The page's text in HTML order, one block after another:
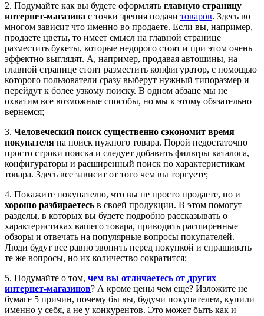
2. Подумайте как вы будете оформлять главную страницу
интернет-магазина с точки зрения подачи товаров. Здесь во
многом зависит что именно во продаете. Если вы, например,
продаете цветы, то имеет смысл на главной странице
разместить букеты, которые недорого стоят и при этом очень
эффектно выглядят. А, например, продавая автошины, на
главной странице стоит разместить конфигуратор, с помощью
которого пользователи сразу выберут нужный типоразмер и
перейдут к более узкому поиску. В одном абзаце мы не
охватим все возможные способы, но мы к этому обязательно
вернемся;
3. Человеческий поиск существенно сэкономит время
покупателя на поиск нужного товара. Порой недостаточно
просто строки поиска и следует добавить фильтры каталога,
конфигураторы и расширенный поиск по характеристикам
товара. Здесь все зависит от того чем вы торгуете;
4. Покажите покупателю, что вы не просто продаете, но и
хорошо разбираетесь в своей продукции. В этом помогут
разделы, в которых вы будете подробно рассказывать о
характеристиках вашего товара, приводить расширенные
обзоры и отвечать на популярные вопросы покупателей.
Люди будут все равно звонить перед покупкой и спрашивать
те же вопросы, но их количество сократится;
5. Подумайте о том, чем вы отличаетесь от других
интернет-магазинов? А кроме цены чем еще? Изложите не
бумаге 5 причин, почему бы вы, будучи покупателем, купили
именно у себя, а не у конкурентов. Это может быть как и